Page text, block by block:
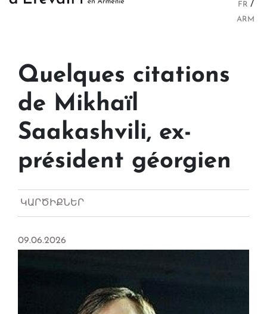
FR
ARM
Quelques citations
de Mikhaïl
Saakashvili, ex-
président géorgien
ԿԱՐԾԻՔՆԵՐ
09.06.2026